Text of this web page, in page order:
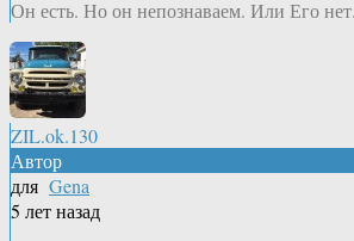
Он есть. Но он непознаваем. Или Его
ZIL.ok.130
Автор
для Gena
5 лет назад